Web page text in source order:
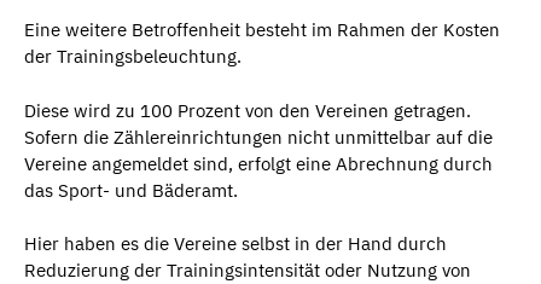
Eine weitere Betroffenheit besteht im Rahmen der Kosten
der Trainingsbeleuchtung.
Diese wird zu 100 Prozent von den Vereinen getragen.
Sofern die Zählereinrichtungen nicht unmittelbar auf die
Vereine angemeldet sind, erfolgt eine Abrechnung durch
das Sport- und Bäderamt.
Hier haben es die Vereine selbst in der Hand durch
Reduzierung der Trainingsintensität oder Nutzung von